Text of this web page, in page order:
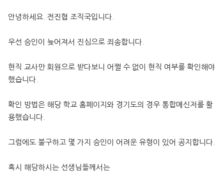
안녕하세요. 전진협 조직국입니다.
우선 승인이 늦어져서 진심으로 죄송합니다.
현직 교사만 회원으로 받다보니 어쩔 수 없이 현직 여부를 확인해야
했습니다.
확인 방법은 해당 학교 홈페이지와 경기도의 경우 통합메신저를 활
용했습니다.
그럼에도 불구하고 몇 가지 승인이 어려운 유형이 있어 공지합니다.
혹시 해당하시는 선생님들께서는